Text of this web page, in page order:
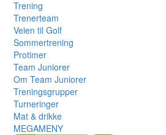
Trening
Trenerteam
Veien til Golf
Sommertrening
Protimer
Team Juniorer
Om Team Juniorer
Treningsgrupper
Turneringer
Mat & drikke
MEGAMENY